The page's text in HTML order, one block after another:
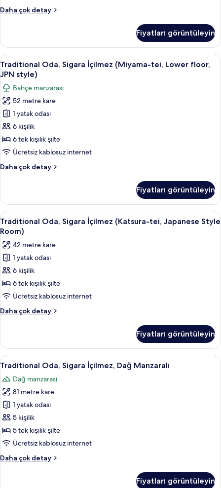
Open
Mt
Fuji)
için
tüm
fotoğrafları
görün
Daha çok detay
Comfort
Kişilik
Yatak,
Sigara
İçilmez
Western,
Open
Air
Bath
Mt
hakkında
daha
detay
Fiyatları görüntüleyin
Traditional
Oda,
Sigara
İçilmez
(Miyama-
tei,
Lower
floor,
JPN
için
görün
Traditional Oda, Sigara İçilmez
11
Traditional Oda, Sigara İçilmez (Miyama-tei, Lower floor,
JPN style)
Bahçe manzarası
52 metre kare
1 yatak odası
6 kişilik
6 tek kişilik şilte
Ücretsiz kablosuz internet
Daha çok detay
Traditional
(Miyama-
tei,
Lower
floor,
style)
hakkında
daha
fazla
detay
Fiyatları görüntüleyin
Traditional
Oda,
Sigara
İçilmez
(Katsura-
tei,
Japanese
Style
Room)
için
fotoğrafları
görün
Traditional Oda, Sigara İçilmez
10
Traditional Oda, Sigara İçilmez (Katsura-tei, Japanese Style
Room)
42 metre kare
1 yatak odası
6 kişilik
6 tek kişilik şilte
Ücretsiz kablosuz internet
Daha çok detay
Traditional
(Katsura-
tei,
Japanese
Room)
hakkında
daha
fazla
detay
Fiyatları görüntüleyin
Traditional
Oda,
Sigara
İçilmez,
Dağ
Manzaralı
için
tüm
görün
Traditional Oda, Sigara İçilmez, Dağ
17
Traditional Oda, Sigara İçilmez, Dağ Manzaralı
Dağ manzarası
81 metre kare
1 yatak odası
5 kişilik
5 tek kişilik şilte
Ücretsiz kablosuz internet
Daha çok detay
Traditional
Fiyatları görüntüleyin